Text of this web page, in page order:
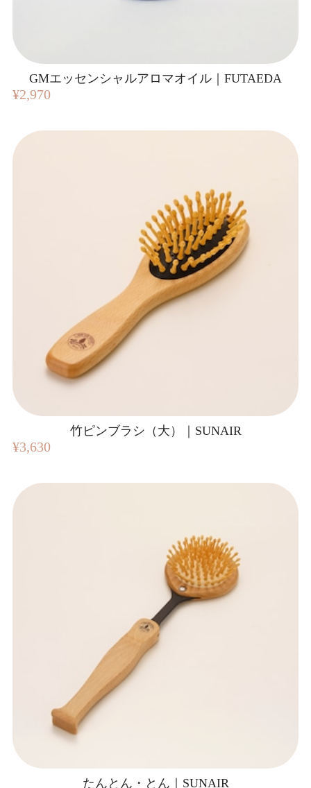
GMエッセンシャルアロマオイル｜FUTAEDA
¥2,970
竹ピンブラシ（大）｜SUNAIR
¥3,630
たんとん・とん｜SUNAIR